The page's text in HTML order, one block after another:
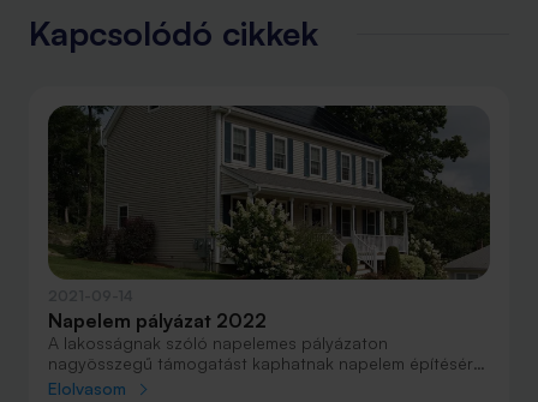
Kapcsolódó cikkek
Napelem pályázat 2022
A lakosságnak szóló napelemes pályázaton
nagyösszegű támogatást kaphatnak napelem építésére
és fűtéskorszerűsítésre azok a háztartások, ahol az egy
Elolvasom